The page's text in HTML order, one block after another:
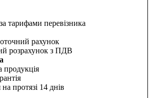
тарифами перевізника
рахунок
розрахунок з ПДВ
продукція
протязі 14 днів